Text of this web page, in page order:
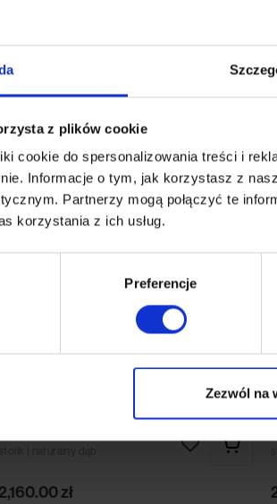
z plików cookie
cookie do spersonalizowania treści i
Informacje o tym, jak korzystasz z
Partnerzy mogą połączyć te
korzystania z ich usług.
Preferencje
Zezwól na
2,160.00zł